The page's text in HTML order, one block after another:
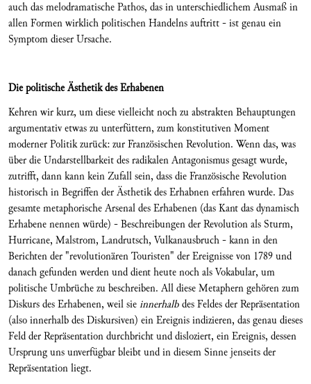
auch das melodramatische Pathos, das in unterschiedlichem Ausmaß in
allen Formen wirklich politischen Handelns auftritt - ist genau ein
Symptom dieser Ursache.
Die politische Ästhetik des Erhabenen
Kehren wir kurz, um diese vielleicht noch zu abstrakten Behauptungen
argumentativ etwas zu unterfüttern, zum konstitutiven Moment
moderner Politik zurück: zur Französischen Revolution. Wenn das, was
über die Undarstellbarkeit des radikalen Antagonismus gesagt wurde,
zutrifft, dann kann kein Zufall sein, dass die Französische Revolution
historisch in Begriffen der Ästhetik des Erhabnen erfahren wurde. Das
gesamte metaphorische Arsenal des Erhabenen (das Kant das dynamisch
Erhabene nennen würde) - Beschreibungen der Revolution als Sturm,
Hurricane, Malstrom, Landrutsch, Vulkanausbruch - kann in den
Berichten der "revolutionären Touristen" der Ereignisse von 1789 und
danach gefunden werden und dient heute noch als Vokabular, um
politische Umbrüche zu beschreiben. All diese Metaphern gehören zum
Diskurs des Erhabenen, weil sieinnerhalbdes Feldes der Repräsentation
(also innerhalb des Diskursiven) ein Ereignis indizieren, das genau dieses
Feld der Repräsentation durchbricht und disloziert, ein Ereignis, dessen
Ursprung uns unverfügbar bleibt und in diesem Sinne jenseits der
Repräsentation liegt.